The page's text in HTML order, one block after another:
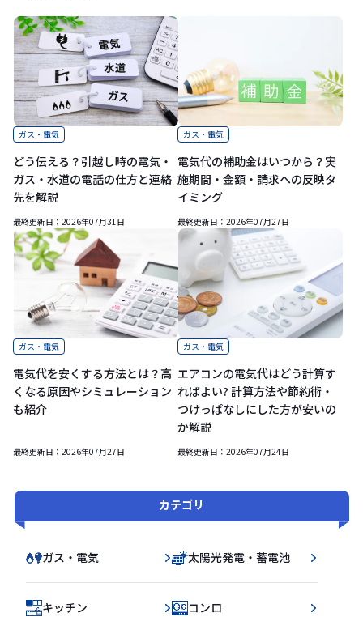
ガス・電気
どう伝える？引越し時の電気・
ガス・水道の電話の仕方と連絡
先を解説
最終更新日： 2026年07月31日
ガス・電気
電気代の補助金はいつから？実
施期間・金額・請求への反映タ
イミング
最終更新日： 2026年07月27日
ガス・電気
電気代を安くする方法とは？高
くなる原因やシミュレーション
も紹介
最終更新日： 2026年07月27日
ガス・電気
エアコンの電気代はどう計算す
ればよい? 計算方法や節約術・
つけっぱなしにした方が安いの
か解説
最終更新日： 2026年07月24日
カテゴリ
ガス・電気 太陽光発電・蓄電池
キッチン コンロ